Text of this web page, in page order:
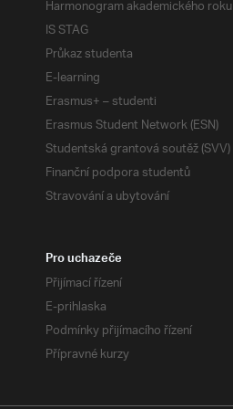
Harmonogram akademického roku
IS STAG
Průkaz studenta
E-learning
Erasmus+ – studenti
Erasmus Student Network (ESN)
Studentská grantová soutěž (SVV)
Finanční podpora studentů
Stravování a ubytování
Pro uchazeče
Přijímací řízení
E-prihlaska
Podmínky přijímacího řízení
Přípravné kurzy